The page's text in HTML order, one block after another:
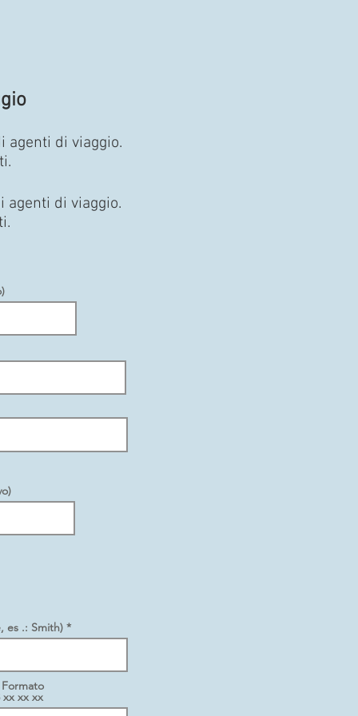
agenti di viaggio.
di viaggio.
es .: Smith) *
xx xx xx